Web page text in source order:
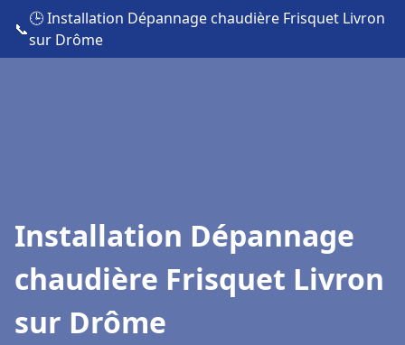
📞
🕒 Installation Dépannage chaudière Frisquet Livron
sur Drôme
Installation Dépannage
chaudière Frisquet Livron
sur Drôme